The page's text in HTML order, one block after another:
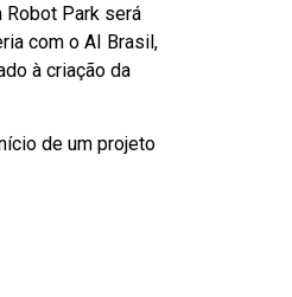
Robot Park será
com o AI Brasil,
à criação da
de um projeto